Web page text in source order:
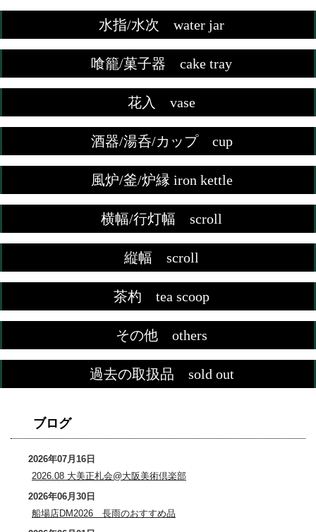
水指/水次 water jar
喰籠/菓子器 cake tray
花入 vase
酒器/湯呑/カップ cup
風炉/釜/炉縁 iron kettle
横幅/行灯幅 scroll
縦幅 scroll
茶杓 tea scoop
その他 others
過去の取扱品 sold out
ブログ
2026年07月16日
2026.08 大美正札会@大阪美術倶楽部
2026年06月30日
船場店DM2026 長雨のおすすめ品